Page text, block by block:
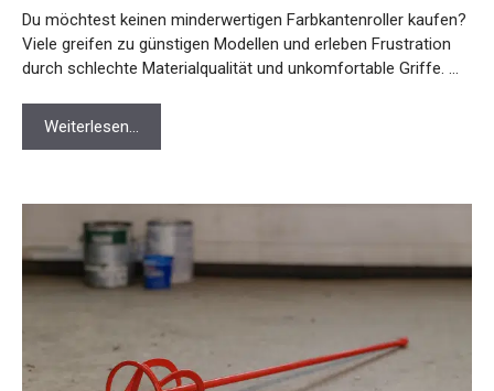
Du möchtest keinen minderwertigen Farbkantenroller kaufen?
Viele greifen zu günstigen Modellen und erleben Frustration
durch schlechte Materialqualität und unkomfortable Griffe. …
Weiterlesen…